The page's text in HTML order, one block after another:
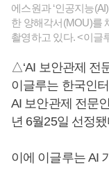
에스원과 ‘인공지능
한 양해각서(MOU)를
촬영하고 있다. <이글
△‘AI 보안관제 전
이글루는 한국인
AI 보안관제 전문
년 6월25일 선정
이에 이글루는 AI